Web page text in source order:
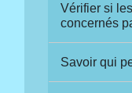
Vérifier si
concernés
Savoir qui